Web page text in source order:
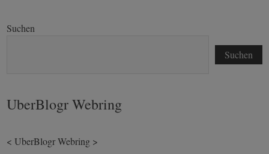
Suchen
Suchen
UberBlogr Webring
< UberBlogr Webring >